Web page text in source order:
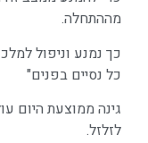
מההתחלה.
כך נמנע וניפול
כל נסיים בפנים"
גינה ממוצעת היום
לזלזל.